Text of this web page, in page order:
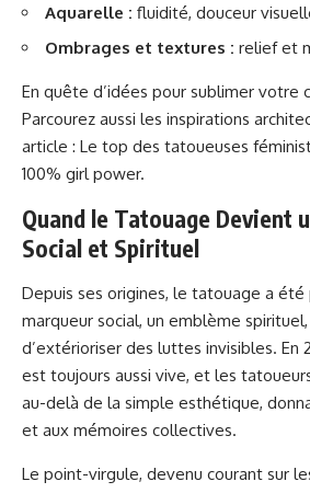
Aquarelle : fluidité, douceur
Ombrages et textures : relief et
En quête d’idées pour sublimer votre
Parcourez aussi les inspirations
article : Le top des tatoueuses
100% girl power.
Quand le Tatouage Devient
Social et Spirituel
Depuis ses origines, le tatouage a
marqueur social, un emblème
d’extérioriser des luttes invisibles. En
est toujours aussi vive, et les
au-delà de la simple esthétique,
et aux mémoires collectives.
Le point-virgule, devenu courant sur